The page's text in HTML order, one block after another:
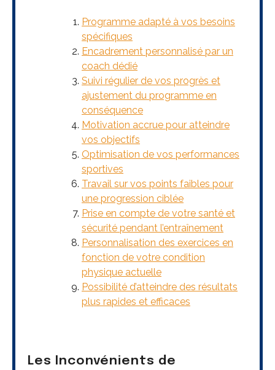
Programme adapté à vos besoins
spécifiques
Encadrement personnalisé par un
coach dédié
Suivi régulier de vos progrès et
ajustement du programme en
conséquence
Motivation accrue pour atteindre
vos objectifs
Optimisation de vos performances
sportives
Travail sur vos points faibles pour
une progression ciblée
Prise en compte de votre santé et
sécurité pendant l’entraînement
Personnalisation des exercices en
fonction de votre condition
physique actuelle
Possibilité d’atteindre des résultats
plus rapides et efficaces
Les Inconvénients de